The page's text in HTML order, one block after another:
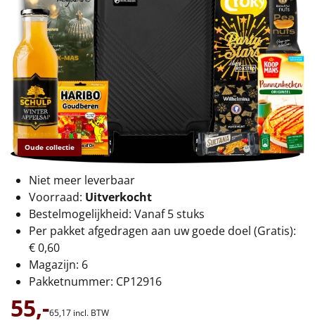
€75 tot €100
€100 en hoger
Alle kerstpakketten 2026
Thema
Origineel
Rituals
Luxe
Mannen
Vrouwen
Duurzaam
Oude collectie
Niet meer leverbaar
Voorraad: Uitverkocht
Bestelmogelijkheid: Vanaf 5 stuks
Per pakket afgedragen aan uw goede doel (Gratis):
€ 0,60
Magazijn: 6
Pakketnummer: CP12916
55,-65,17 incl. BTW